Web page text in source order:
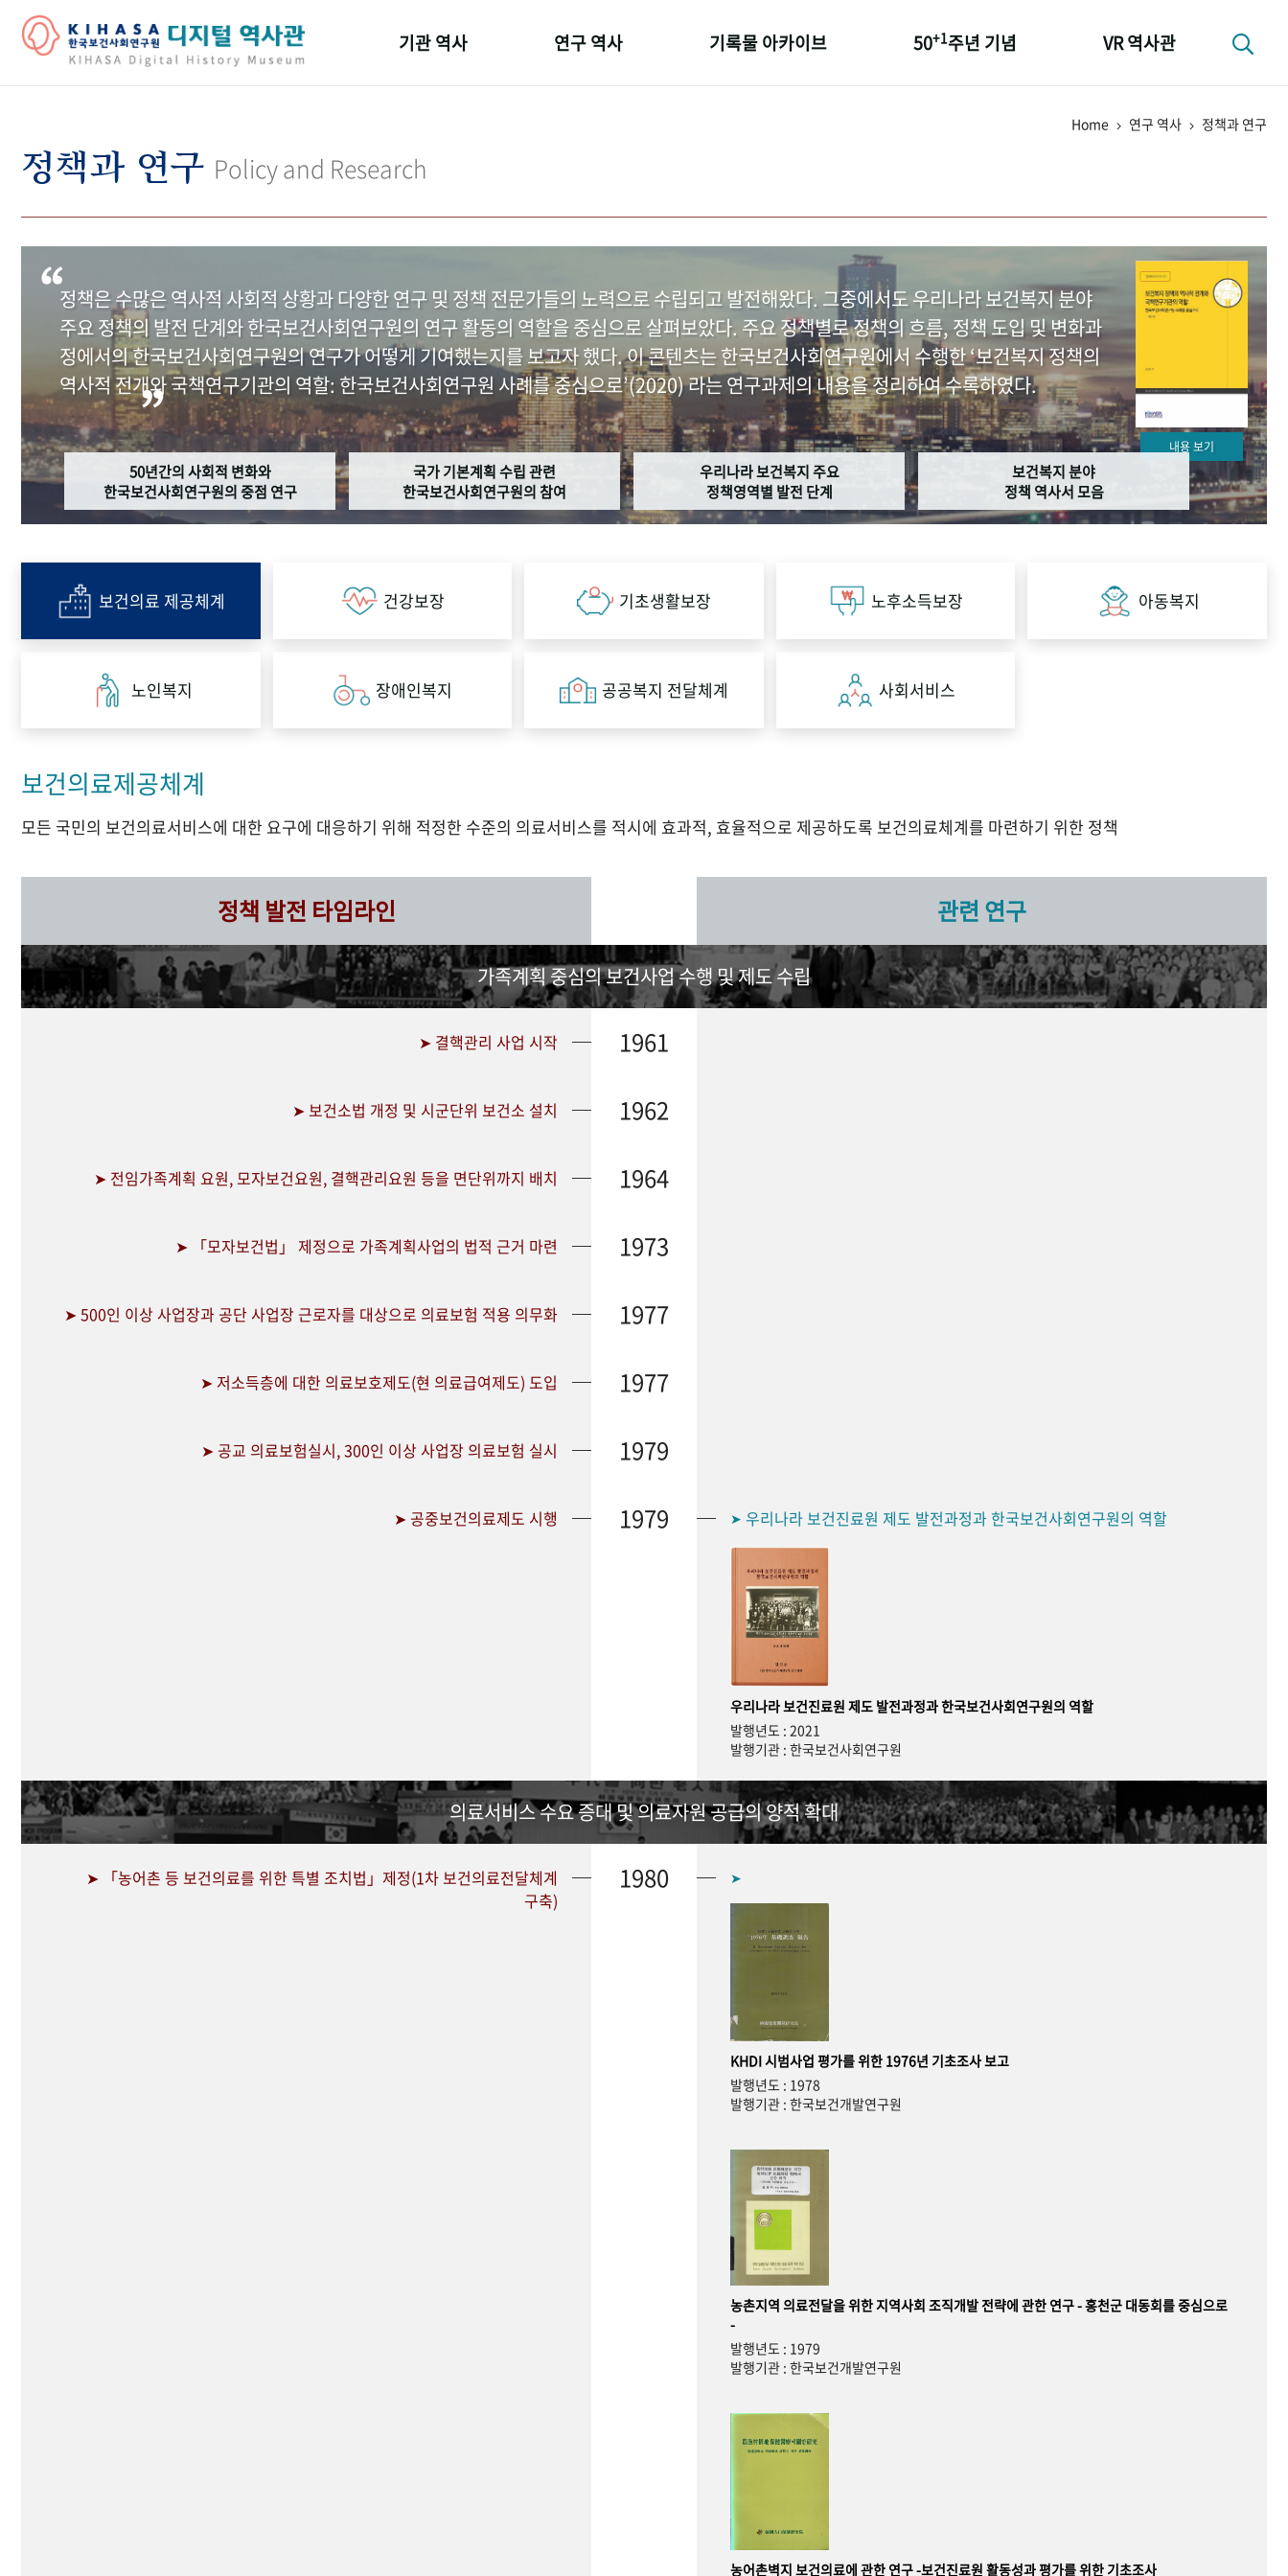
기관 역사
기관 변천사
연구 역사 기록물 아카이브 50+1주년 기념 VR 역사관
Home 연구 역사 정책과 연구
정책과 연구 Policy and Research
정책은 수많은 역사적 사회적 상황과 다양한 연구 및 정책 전문가들의 노력으로 수립되고 발전해왔다. 그중에서도 우리나라 보건복지 분야
주요 정책의 발전 단계와 한국보건사회연구원의 연구 활동의 역할을 중심으로 살펴보았다. 주요 정책별로 정책의 흐름, 정책 도입 및 변화과
정에서의 한국보건사회연구원의 연구가 어떻게 기여했는지를 보고자 했다. 이 콘텐츠는 한국보건사회연구원에서 수행한 ‘보건복지 정책의
역사적 전개와 국책연구기관의 역할: 한국보건사회연구원 사례를 중심으로’(2020) 라는 연구과제의 내용을 정리하여 수록하였다.
내용 보기
50년간의 사회적 변화와
한국보건사회연구원의 중점 연구
국가 기본계획 수립 관련
한국보건사회연구원의 참여
우리나라 보건복지 주요
정책영역별 발전 단계
보건복지 분야
정책 역사서 모음
보건의료 제공체계 건강보장 기초생활보장 노후소득보장 아동복지
노인복지 장애인복지 공공복지 전달체계 사회서비스
보건의료제공체계
모든 국민의 보건의료서비스에 대한 요구에 대응하기 위해 적정한 수준의 의료서비스를 적시에 효과적, 효율적으로 제공하도록 보건의료체계를 마련하기 위한 정책
정책 발전 타임라인 관련 연구
가족계획 중심의 보건사업 수행 및 제도 수립
➤ 결핵관리 사업 시작 1961
➤ 보건소법 개정 및 시군단위 보건소 설치 1962
➤ 전임가족계획 요원, 모자보건요원, 결핵관리요원 등을 면단위까지 배치 1964
➤ 「모자보건법」 제정으로 가족계획사업의 법적 근거 마련 1973
➤ 500인 이상 사업장과 공단 사업장 근로자를 대상으로 의료보험 적용 의무화 1977
➤ 저소득층에 대한 의료보호제도(현 의료급여제도) 도입 1977
➤ 공교 의료보험실시, 300인 이상 사업장 의료보험 실시 1979
➤ 공중보건의료제도 시행 1979 ➤ 우리나라 보건진료원 제도 발전과정과 한국보건사회연구원의 역할
우리나라 보건진료원 제도 발전과정과 한국보건사회연구원의 역할
발행년도 : 2021
발행기관 : 한국보건사회연구원
의료서비스 수요 증대 및 의료자원 공급의 양적 확대
➤ 「농어촌 등 보건의료를 위한 특별 조치법」제정(1차 보건의료전달체계
구축)
1980 ➤
KHDI 시범사업 평가를 위한 1976년 기초조사 보고
발행년도 : 1978
발행기관 : 한국보건개발연구원
농촌지역 의료전달을 위한 지역사회 조직개발 전략에 관한 연구 - 홍천군 대동회를 중심으로
-
발행년도 : 1979
발행기관 : 한국보건개발연구원
농어촌벽지 보건의료에 관한 연구 -보건진료원 활동성과 평가를 위한 기초조사